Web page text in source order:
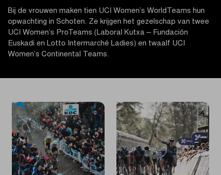
Bij de vrouwen maken tien UCI Women’s WorldTeams hun
opwachting in Schoten. Ze krijgen het gezelschap van twee
UCI Women’s ProTeams (Laboral Kutxa – Fundación
Euskadi en Lotto Intermarché Ladies) en twaalf UCI
Women’s Continental Teams.